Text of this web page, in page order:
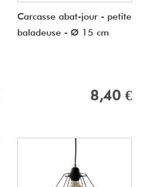
Carcasse abat-jour - petite
baladeuse - Ø 15 cm
8,40 €